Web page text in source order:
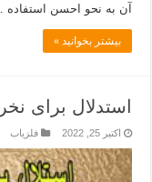
آن به نحو احسن استفاده
بیشتر بخوانید »
استدلال برای
اکتبر 25, 2022 فلزیاب